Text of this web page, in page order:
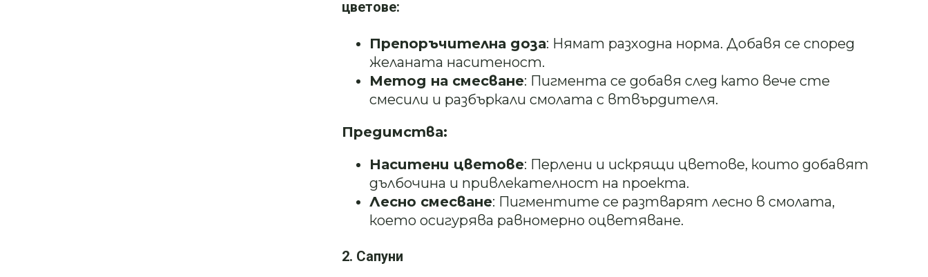
цветове:
Препоръчителна доза: Нямат разходна норма. Добавя се според
желаната наситеност.
Метод на смесване: Пигмента се добавя след като вече сте
смесили и разбъркали смолата с втвърдителя.
Предимства:
Наситени цветове: Перлени и искрящи цветове, които добавят
дълбочина и привлекателност на проекта.
Лесно смесване: Пигментите се разтварят лесно в смолата,
което осигурява равномерно оцветяване.
2. Сапуни